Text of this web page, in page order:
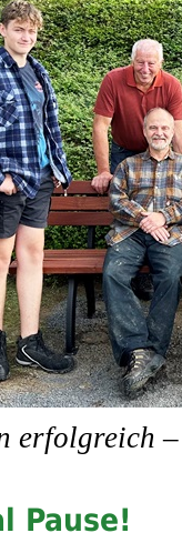
erfolgreich
Pause!